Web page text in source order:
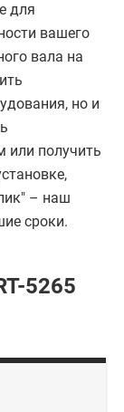
для
вашего
вала на
но и
или получить
– наш
сроки.
5265